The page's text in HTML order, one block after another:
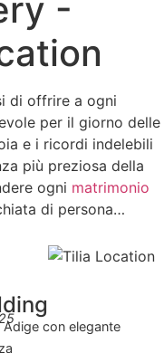
-
di offrire a ogni
per il giorno delle
e i ricordi indelebili
più preziosa della
ogni matrimonio
di persona…
con elegante